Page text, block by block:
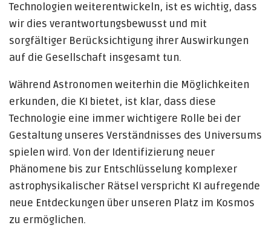
Technologien weiterentwickeln, ist es wichtig, dass
wir dies verantwortungsbewusst und mit
sorgfältiger Berücksichtigung ihrer Auswirkungen
auf die Gesellschaft insgesamt tun.
Während Astronomen weiterhin die Möglichkeiten
erkunden, die KI bietet, ist klar, dass diese
Technologie eine immer wichtigere Rolle bei der
Gestaltung unseres Verständnisses des Universums
spielen wird. Von der Identifizierung neuer
Phänomene bis zur Entschlüsselung komplexer
astrophysikalischer Rätsel verspricht KI aufregende
neue Entdeckungen über unseren Platz im Kosmos
zu ermöglichen.